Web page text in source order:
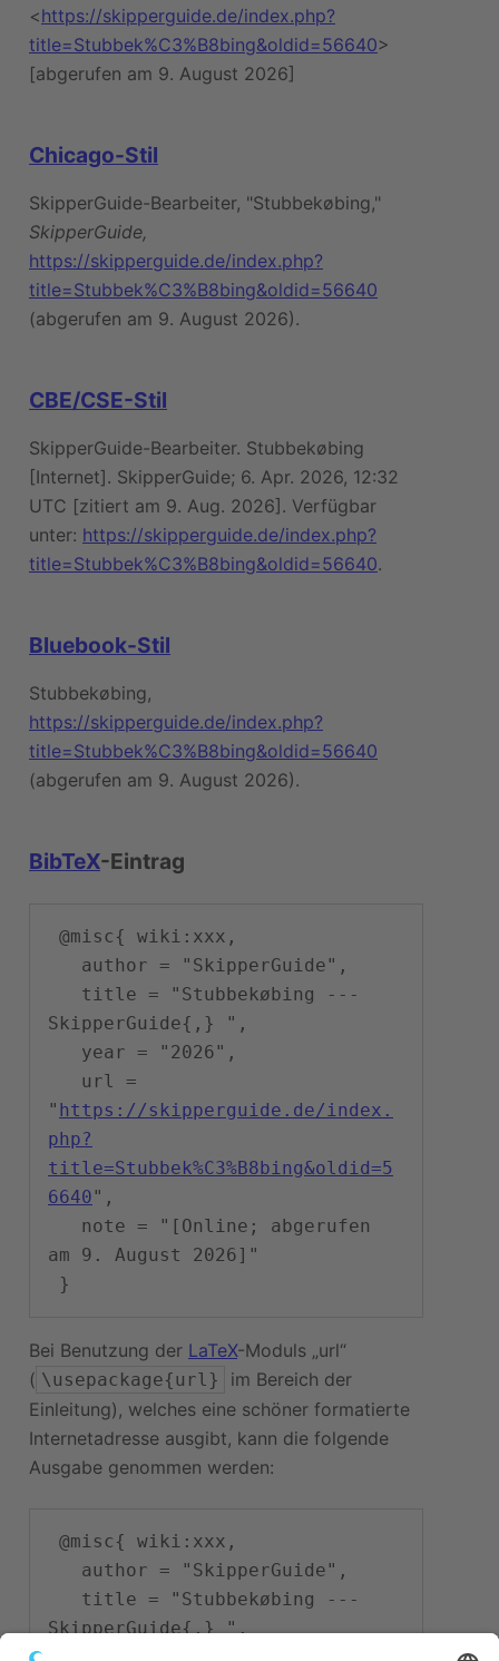
<https://skipperguide.de/index.php?
title=Stubbek%C3%B8bing&oldid=56640>
[abgerufen am 9. August 2026]
Chicago-Stil
SkipperGuide-Bearbeiter, "Stubbekøbing,"
SkipperGuide,
https://skipperguide.de/index.php?
title=Stubbek%C3%B8bing&oldid=56640
(abgerufen am 9. August 2026).
CBE/CSE-Stil
SkipperGuide-Bearbeiter. Stubbekøbing
[Internet]. SkipperGuide; 6. Apr. 2026, 12:32
UTC [zitiert am 9. Aug. 2026]. Verfügbar
unter: https://skipperguide.de/index.php?
title=Stubbek%C3%B8bing&oldid=56640.
Bluebook-Stil
Stubbekøbing,
https://skipperguide.de/index.php?
title=Stubbek%C3%B8bing&oldid=56640
(abgerufen am 9. August 2026).
BibTeX-Eintrag
SkipperGuide{,} ",
" https://skipperguide.de/index.
php?
title=Stubbek%C3%B8bing&oldid=5
6640",
am 9. August 2026]"
Bei Benutzung der LaTeX-Moduls „url“
( \usepackage{url}
im Bereich der
Einleitung), welches eine schöner formatierte
Internetadresse ausgibt, kann die folgende
Ausgabe genommen werden:
SkipperGuide{,} ",